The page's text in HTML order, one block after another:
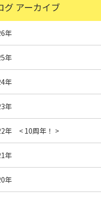
グ アーカイブ
年
年
年
年
年 < 10周年！ >
年
年